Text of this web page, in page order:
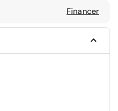
Financer